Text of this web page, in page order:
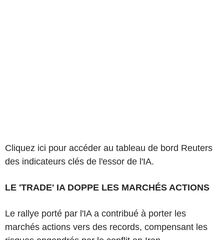
Cliquez ici pour accéder au tableau de bord Reuters
des indicateurs clés de l'essor de l'IA.
LE 'TRADE' IA DOPPE LES MARCHÉS ACTIONS
Le rallye porté par l'IA a contribué à porter les
marchés actions vers des records, compensant les